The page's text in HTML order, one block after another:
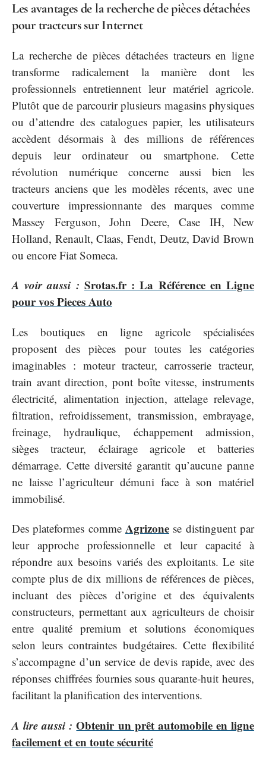
Les avantages de la recherche de pièces détachées
pour tracteurs sur Internet
La recherche de pièces détachées tracteurs en ligne
transforme radicalement la manière dont les
professionnels entretiennent leur matériel agricole.
Plutôt que de parcourir plusieurs magasins physiques
ou d’attendre des catalogues papier, les utilisateurs
accèdent désormais à des millions de références
depuis leur ordinateur ou smartphone. Cette
révolution numérique concerne aussi bien les
tracteurs anciens que les modèles récents, avec une
couverture impressionnante des marques comme
Massey Ferguson, John Deere, Case IH, New
Holland, Renault, Claas, Fendt, Deutz, David Brown
ou encore Fiat Someca.
A voir aussi : Srotas.fr : La Référence en Ligne
pour vos Pieces Auto
Les boutiques en ligne agricole spécialisées
proposent des pièces pour toutes les catégories
imaginables : moteur tracteur, carrosserie tracteur,
train avant direction, pont boîte vitesse, instruments
électricité, alimentation injection, attelage relevage,
filtration, refroidissement, transmission, embrayage,
freinage, hydraulique, échappement admission,
sièges tracteur, éclairage agricole et batteries
démarrage. Cette diversité garantit qu’aucune panne
ne laisse l’agriculteur démuni face à son matériel
immobilisé.
Des plateformes comme Agrizone se distinguent par
leur approche professionnelle et leur capacité à
répondre aux besoins variés des exploitants. Le site
compte plus de dix millions de références de pièces,
incluant des pièces d’origine et des équivalents
constructeurs, permettant aux agriculteurs de choisir
entre qualité premium et solutions économiques
selon leurs contraintes budgétaires. Cette flexibilité
s’accompagne d’un service de devis rapide, avec des
réponses chiffrées fournies sous quarante-huit heures,
facilitant la planification des interventions.
A lire aussi : Obtenir un prêt automobile en ligne
facilement et en toute sécurité